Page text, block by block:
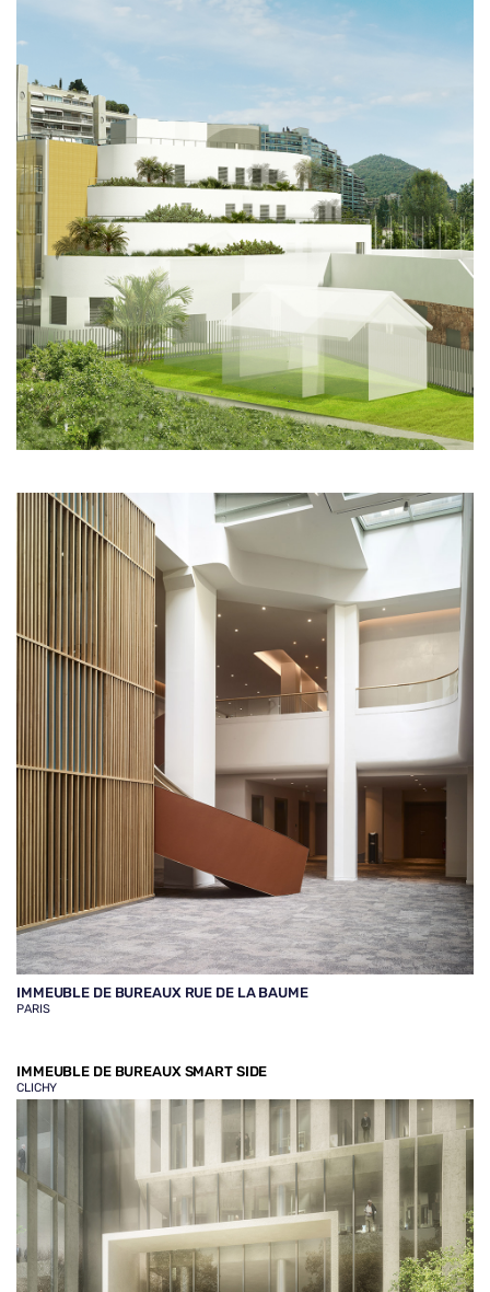
IMMEUBLE DE BUREAUX RUE DE LA BAUME
PARIS
IMMEUBLE DE BUREAUX SMART SIDE
CLICHY